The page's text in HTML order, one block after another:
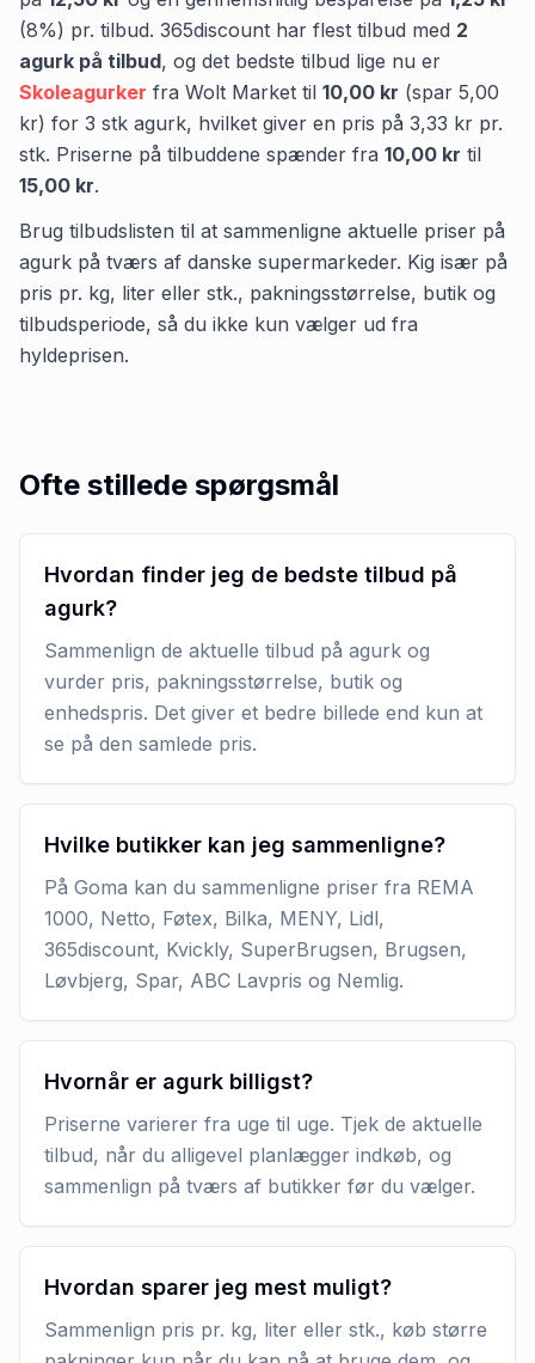
(8%) pr. tilbud. 365discount har flest tilbud med 2
agurk på tilbud, og det bedste tilbud lige nu er
Skoleagurker fra Wolt Market til 10,00 kr (spar 5,00
kr) for 3 stk agurk, hvilket giver en pris på 3,33 kr pr.
stk. Priserne på tilbuddene spænder fra 10,00 kr til
15,00 kr.
Brug tilbudslisten til at sammenligne aktuelle priser på
agurk på tværs af danske supermarkeder. Kig især på
pris pr. kg, liter eller stk., pakningsstørrelse, butik og
tilbudsperiode, så du ikke kun vælger ud fra
hyldeprisen.
Ofte stillede spørgsmål
Hvordan finder jeg de bedste tilbud på
agurk?
Sammenlign de aktuelle tilbud på agurk og
vurder pris, pakningsstørrelse, butik og
enhedspris. Det giver et bedre billede end kun at
se på den samlede pris.
Hvilke butikker kan jeg sammenligne?
På Goma kan du sammenligne priser fra REMA
1000, Netto, Føtex, Bilka, MENY, Lidl,
365discount, Kvickly, SuperBrugsen, Brugsen,
Løvbjerg, Spar, ABC Lavpris og Nemlig.
Hvornår er agurk billigst?
Priserne varierer fra uge til uge. Tjek de aktuelle
tilbud, når du alligevel planlægger indkøb, og
sammenlign på tværs af butikker før du vælger.
Hvordan sparer jeg mest muligt?
Sammenlign pris pr. kg, liter eller stk., køb større